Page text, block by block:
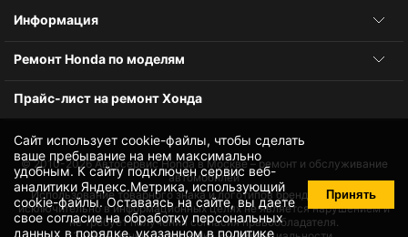
Сайт использует cookie-файлы, чтобы сделать
ваше пребывание на нем максимально
удобным. К cайту подключен сервис веб-
аналитики Яндекс.Метрика, использующий
cookie-файлы. Оставаясь на сайте, вы даете
своесогласие на обработку персональных
данных в порядке, указанном в политике
Принять
Информация
Ремонт Honda по моделям
Прайс-лист на ремонт Хонда
© 2010-2026Автосервис Honda в Москве – ремонт и обслуживание
автомобилей
Использование товарного знака и логотипов бренда происходит
исключительно в информационных целях не является нарушением и
не требует получения согласия правообладателя.